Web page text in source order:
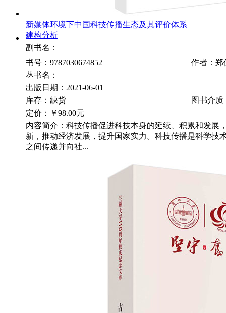
新媒体环境下中国科技传播生态及其评价体系
建构分析
副书名：
书号：9787030674852
作者：郑
丛书名：
出版日期：2021-06-01
库存：缺货
图书介质
定价：
￥98.00元
内容简介：科技传播促进科技本身的延续、积累和发展
新，推动经济发展，提升国家实力。科技传播是科学技
之间传递并向社...